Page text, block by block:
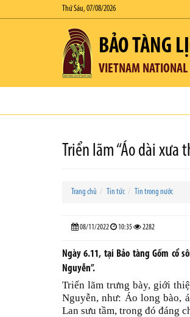
Thứ Sáu, 07/08/2026
BẢO TÀNG
VIETNAM
Triển lãm “Áo dài xưa
Trang chủ Tin tức Tin trong nước
08/11/2022 10:35 2282
Ngày 6.11, tại Bảo tàng Gốm cổ
Nguyễn”.
Triển lãm trưng bày, giới
Nguyễn, như: Áo long bào,
Lan sưu tầm, trong đó đáng